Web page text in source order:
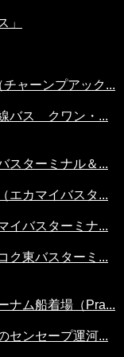
」
ャーンプアック...
バス クワン・...
スターミナル＆...
エカマイバスタ...
イバスターミナ...
ク東バスターミ...
ナム船着場（Pra...
センセープ運河...